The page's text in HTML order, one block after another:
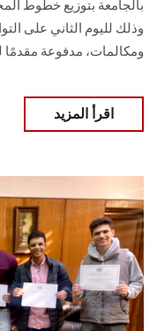
بالجامعة بتوزيع خطوط
وذلك لليوم الثاني على
ومكالمات، مدفوعة مقدمًا
اقرأ المزيد